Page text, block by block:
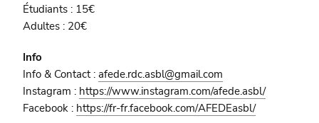
Étudiants : 15€
Adultes : 20€
Info
Info & Contact :afede.rdc.asbl@gmail.com
Instagram : https://www.instagram.com/afede.asbl/
Facebook : https://fr-fr.facebook.com/AFEDEasbl/